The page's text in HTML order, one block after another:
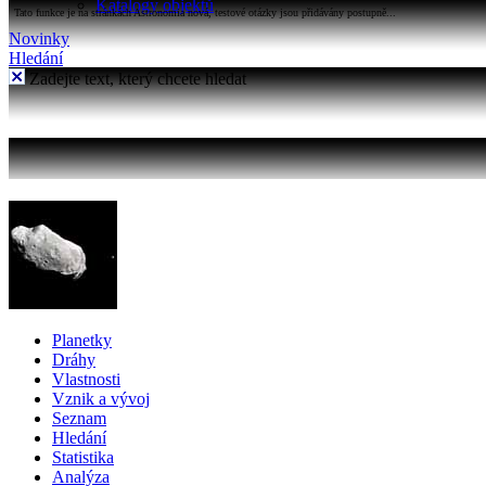
Katalogy objektů
Tato funkce je na stránkách Astronomia nová, testové otázky jsou přidávány postupně...
Novinky
Hledání
Zadejte text, který chcete hledat
Planetky
Dráhy
Vlastnosti
Vznik a vývoj
Seznam
Hledání
Statistika
Analýza